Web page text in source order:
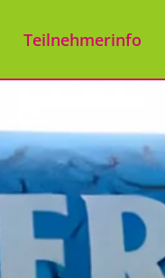
Teilnehmerinfo